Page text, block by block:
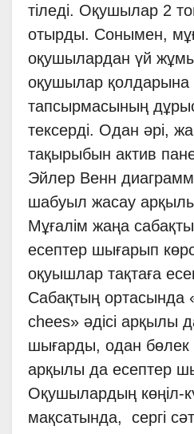
тіледі. Оқушылар 2
отырды. Сонымен,
оқушылардан үй
оқушылар
тапсырмасының
тексерді. Одан әрі,
тақырыбын актив
Эйлер Венн
шабуыл жасау
Мұғалім жаңа
есептер шығарып
оқуышлар тақтаға
Сабақтың ортасында
chees» әдісі арқылы
шығарды, одан бөлек
арқылы да есептер
Оқушылардың көңіл-
мақсатында, сергі